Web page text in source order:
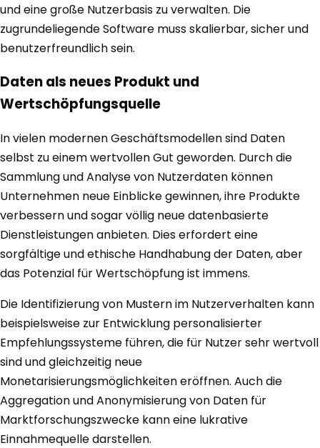
und eine große Nutzerbasis zu verwalten. Die
zugrundeliegende Software muss skalierbar, sicher und
benutzerfreundlich sein.
Daten als neues Produkt und
Wertschöpfungsquelle
In vielen modernen Geschäftsmodellen sind Daten
selbst zu einem wertvollen Gut geworden. Durch die
Sammlung und Analyse von Nutzerdaten können
Unternehmen neue Einblicke gewinnen, ihre Produkte
verbessern und sogar völlig neue datenbasierte
Dienstleistungen anbieten. Dies erfordert eine
sorgfältige und ethische Handhabung der Daten, aber
das Potenzial für Wertschöpfung ist immens.
Die Identifizierung von Mustern im Nutzerverhalten kann
beispielsweise zur Entwicklung personalisierter
Empfehlungssysteme führen, die für Nutzer sehr wertvoll
sind und gleichzeitig neue
Monetarisierungsmöglichkeiten eröffnen. Auch die
Aggregation und Anonymisierung von Daten für
Marktforschungszwecke kann eine lukrative
Einnahmequelle darstellen.